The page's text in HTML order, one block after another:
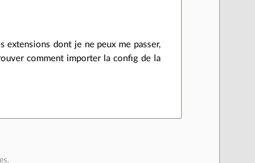
extensions dont je ne peux me passer,
comment importer la config de la